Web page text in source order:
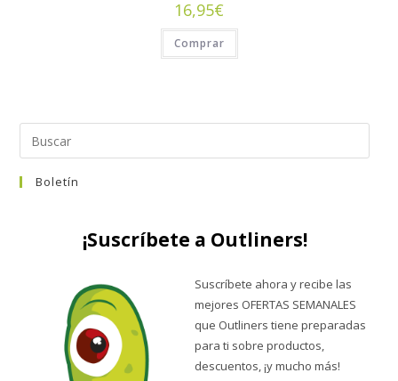
16,95€
Comprar
Boletín
¡Suscríbete a Outliners!
Suscríbete ahora y recibe las
mejores OFERTAS SEMANALES
que Outliners tiene preparadas
para ti sobre productos,
descuentos, ¡y mucho más!